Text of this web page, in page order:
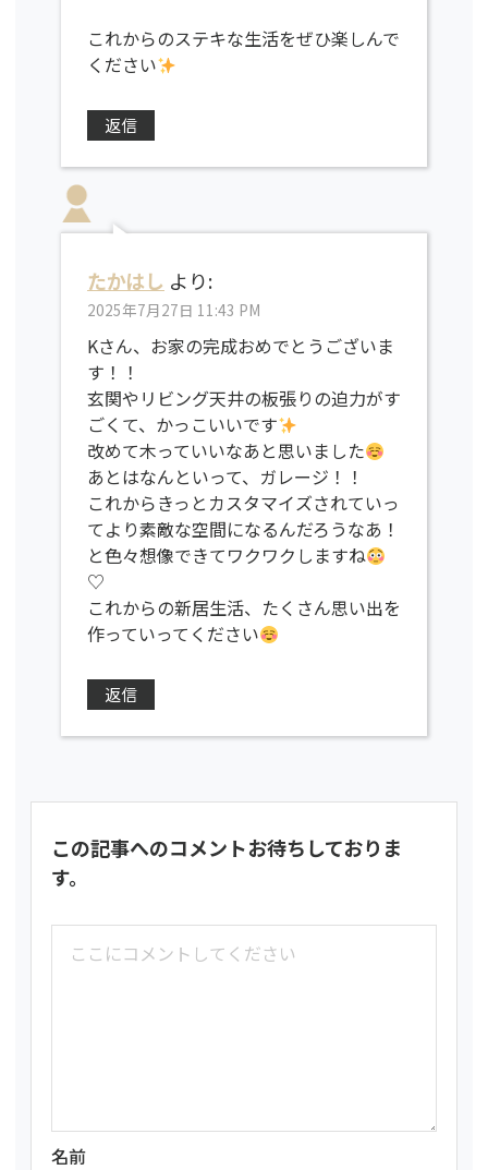
これからのステキな生活をぜひ楽しんで
ください
返信
たかはし より:
2025年7月27日 11:43 PM
Kさん、お家の完成おめでとうございま
す！！
玄関やリビング天井の板張りの迫力がす
ごくて、かっこいいです
改めて木っていいなあと思いました
あとはなんといって、ガレージ！！
これからきっとカスタマイズされていっ
てより素敵な空間になるんだろうなあ！
と色々想像できてワクワクしますね
♡
これからの新居生活、たくさん思い出を
作っていってください
返信
この記事へのコメントお待ちしておりま
す。
名前